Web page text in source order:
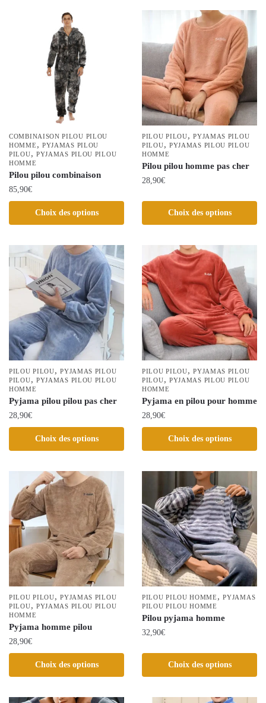
du
produit
variations.
Les
options
peuvent
être
choisies
sur
la
page
du
COMBINAISON PILOU PILOU
HOMME, PYJAMAS PILOU
PILOU, PYJAMAS PILOU PILOU
HOMME
Pilou pilou combinaison
85,90€
Choix des options
produit
plusieurs
variations.
options
peuvent
être
choisies
sur
la
page
PILOU PILOU,PYJAMAS PILOU
PILOU, PYJAMAS PILOU PILOU
HOMME
Pilou pilou homme pas cher
28,90€
Choix des options
Ce
variations.
Les
options
peuvent
être
choisies
sur
la
page
du
produit
PILOU PILOU,PYJAMAS PILOU
PILOU, PYJAMAS PILOU PILOU
HOMME
Pyjama pilou pilou pas cher
28,90€
Choix des options
produit
plusieurs
variations.
Les
options
peuvent
être
choisies
sur
la
page
PILOU PILOU,PYJAMAS PILOU
PILOU, PYJAMAS PILOU PILOU
HOMME
Pyjama en pilou pour homme
28,90€
Choix des options
produit
variations.
Les
options
peuvent
être
choisies
sur
la
page
du
produit
PILOU PILOU,PYJAMAS PILOU
PILOU, PYJAMAS PILOU PILOU
HOMME
Pyjama homme pilou
28,90€
Choix des options
produit
PILOU PILOU HOMME,PYJAMAS
PILOU PILOU HOMME
Pilou pyjama homme
32,90€
Choix des options
Ce
plusieurs